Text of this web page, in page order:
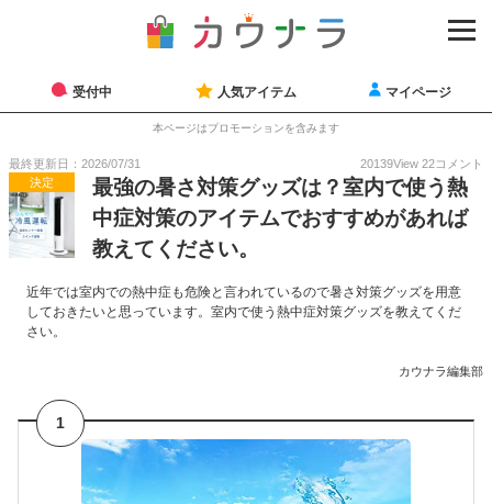
受付中 人気アイテム マイページ
本ページはプロモーションを含みます
最終更新日：2026/07/31 20139View 22コメント
決定
最強の暑さ対策グッズは？室内で使う熱
中症対策のアイテムでおすすめがあれば
教えてください。
近年では室内での熱中症も危険と言われているので暑さ対策グッズを用意
しておきたいと思っています。室内で使う熱中症対策グッズを教えてくだ
さい。
カウナラ編集部
1